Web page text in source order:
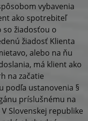
vybavenia
ako spotrebiteľ
so žiadosťou o
žiadosť Klienta
alebo na ňu
má klient ako
na začatie
podľa ustanovenia §
príslušnému na
Slovenskej republike